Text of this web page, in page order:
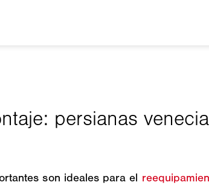
son ideales para el